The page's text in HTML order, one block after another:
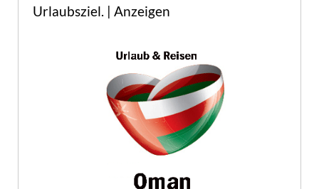
Urlaubsziel. | Anzeigen